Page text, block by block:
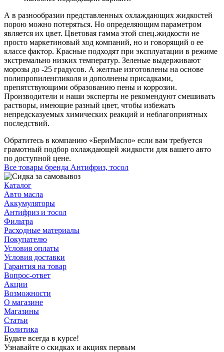
А в разнообразии представленных охлаждающих жидкостей
порою можно потеряться. Но определяющим параметром
является их цвет. Цветовая гамма этой спец.жидкости не
просто маркетиновый ход компаний, но и говорящий о ее
классе фактор. Красные подходят при эксплуатации в режиме
экстремально низких температур. Зеленые выдерживают
морозы до -25 градусов. А желтые изготовлены на основе
полипропиленгликоля и дополнены присадками,
препятствующими образованию пены и коррозии.
Производители и наши эксперты не рекомендуют смешивать
растворы, имеющие разный цвет, чтобы избежать
непредсказуемых химических реакций и неблагоприятных
последствий.
Обратитесь в компанию «БериМасло» если вам требуется
грамотный подбор охлаждающей жидкости для вашего авто
по доступной цене.
Все товары бренда Антифриз, тосол
Каталог
Авто масла
Аккумуляторы
Антифриз и тосол
Фильтра
Расходные материалы
Покупателю
Условия оплаты
Условия доставки
Гарантия на товар
Вопрос-ответ
Акции
Возможности
О магазине
Магазины
Статьи
Политика
Будьте всегда в курсе!
Узнавайте о скидках и акциях первым